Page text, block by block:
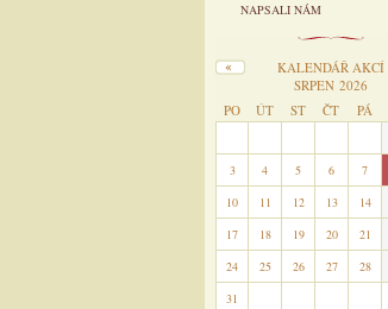
NAPSALI NÁM
KALENDÁŘ AKCÍ
SRPEN 2026
PO
ÚT ST ČT PÁ
3
4 5 6 7
10
11 12 13 14
17
18 19 20 21
24
25 26 27 28
31